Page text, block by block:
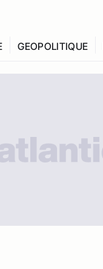
GEOPOLITIQUE